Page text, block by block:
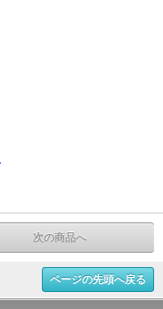
次の商品へ
ページの先頭へ戻る